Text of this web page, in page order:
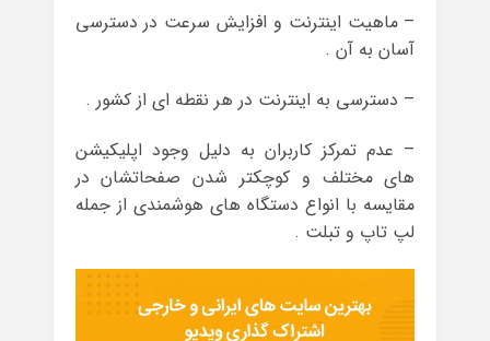
– ماهیت اینترنت و افزایش سرعت در دسترسی
آسان به آن .
– دسترسی به اینترنت در هر نقطه ای از کشور .
– عدم تمرکز کاربران به دلیل وجود اپلیکیشن
های مختلف و کوچکتر شدن صفحاتشان در
مقایسه با انواع دستگاه های هوشمندی از جمله
لپ تاپ و تبلت .